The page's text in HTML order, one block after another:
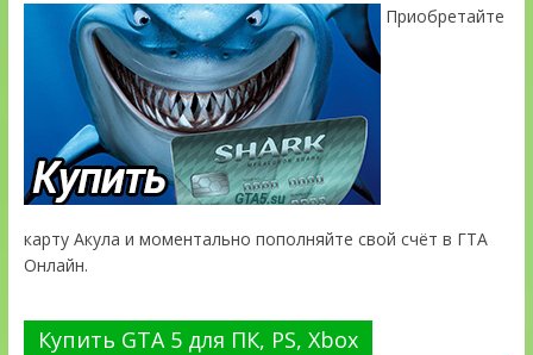
Приобретайте
карту Акула и моментально пополняйте свой счёт в ГТА
Онлайн.
Купить GTA 5 для ПК, PS, Xbox